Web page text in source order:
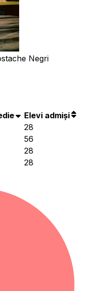
Negri
Elevi admiși
28
56
28
28